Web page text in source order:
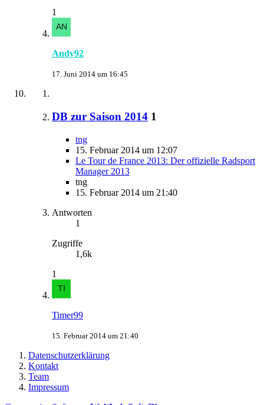
1
Andy92
17. Juni 2014 um 16:45
DB zur Saison 2014 1
tng
15. Februar 2014 um 12:07
Le Tour de France 2013: Der offizielle Radsport
Manager 2013
tng
15. Februar 2014 um 21:40
Antworten
1
Zugriffe
1,6k
1
Timer99
15. Februar 2014 um 21:40
Datenschutzerklärung
Kontakt
Team
Impressum